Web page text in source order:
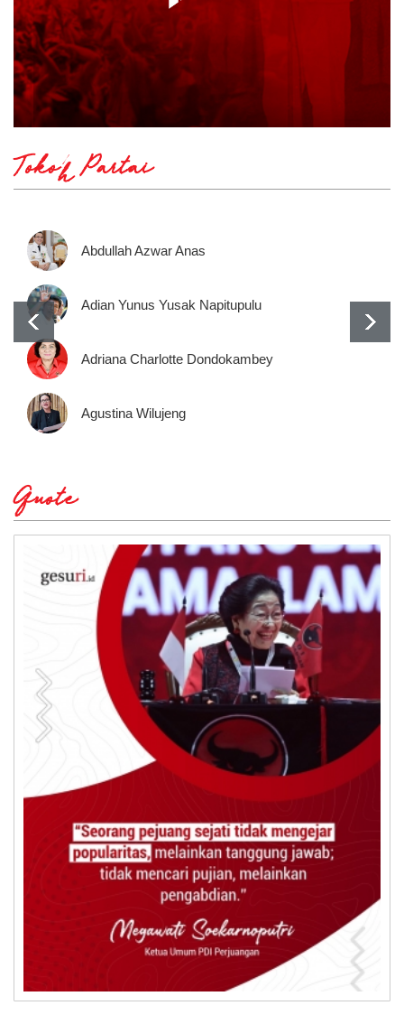
Tokoh Partai
Abdullah Azwar Anas
Adian Yunus Yusak Napitupulu
Adriana Charlotte Dondokambey
Agustina Wilujeng
Quote